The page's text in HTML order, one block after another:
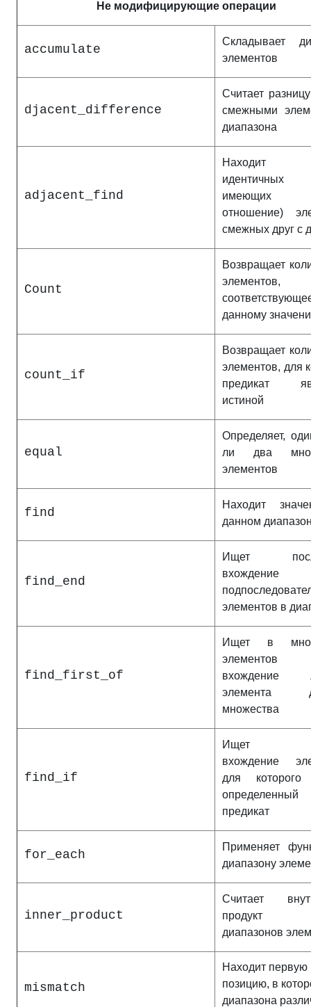
Не модифицирующие операции
accumulate
Складывает
элементов
djacent_difference
Считает
смежными
диапазона
adjacent_find
Находит
имеющих
отношение)
смежных друг с
Count
Возвращает
элементов,
данному
count_if
Возвращает
элементов, для
предикат
истиной
equal
Определяет,
ли два
элементов
find
Находит
данном
find_end
Ищет
вхождение
элементов в
find_first_of
Ищет в
элементов
вхождение
элемента
множества
find_if
Ищет
вхождение
для которого
определенный
предикат
for_each
Применяет
диапазону
inner_product
Считает
продукт
диапазонов
mismatch
Находит первую
позицию, в
диапазона